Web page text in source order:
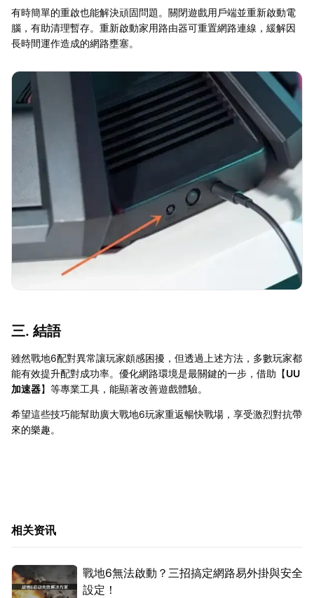
有時簡單的重啟也能解決頑固問題。關閉遊戲用戶端並重新啟動電
腦，有助清理暫存。重新啟動家用路由器可重置網路連線，緩解因
長時間運作造成的網路壅塞。
三. 結語
雖然戰地6配對異常讓玩家頗感困擾，但透過上述方法，多數玩家都
能有效提升配對成功率。優化網路環境是最關鍵的一步，借助【UU
加速器】等專業工具，能顯著改善遊戲體驗。
希望這些技巧能幫助廣大戰地6玩家重返暢快戰場，享受激烈對抗帶
來的樂趣。
相关资讯
戰地6無法啟動？三招搞定網路易外掛與安全
設定！